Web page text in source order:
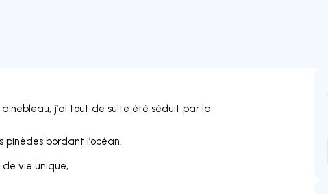
j’ai tout de suite été séduit par la
pinèdes bordant l’océan.
vie unique,